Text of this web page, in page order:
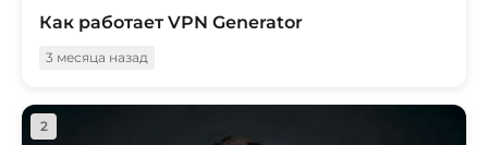
Как работает VPN Generator
3 месяца назад
2